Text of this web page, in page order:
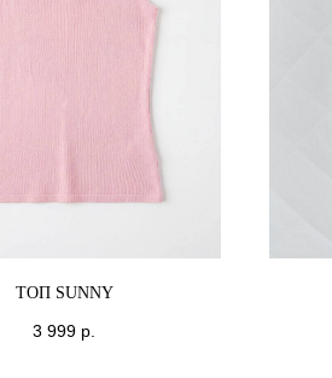
ТОП SUNNY
3 999 р.